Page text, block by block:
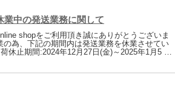
業中の発送業務に関して
shopをご利用頂き誠にありがとうございま
の為、下記の期間内は発送業務を休業させてい
休止期間:2024年12月27日(金)～2025年1月5 …